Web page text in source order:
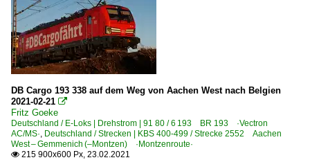
DB Cargo 193 338 auf dem Weg von Aachen West nach Belgien
2021-02-21 
Fritz Goeke
Deutschland / E-Loks | Drehstrom | 91 80 / 6 193 BR 193 ·Vectron
AC/MS·, Deutschland / Strecken | KBS 400-499 / Strecke 2552 Aachen
West – Gemmenich (–Montzen) ·Montzenroute·
 215 900x600 Px, 23.02.2021